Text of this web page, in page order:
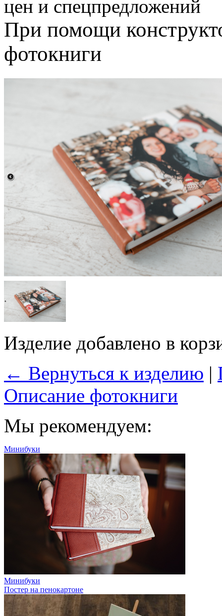
цен и спецпредложений
При помощи
фотокниги
Изделие добавлено в
← Вернуться к изделию |
Описание фотокниги
Мы рекомендуем:
Минибуки
Минибуки
Постер на пенокартоне